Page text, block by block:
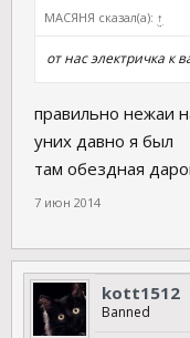
МАСЯНЯ сказал(а): ↑
от нас электричка к
правильно нежаи
уних давно я был
там обездная
7 июн 2014
kott1512
Banned